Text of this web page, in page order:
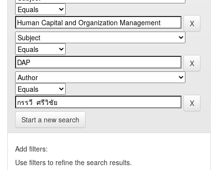
Start a new search
Add filters:
Use filters to refine the search results.